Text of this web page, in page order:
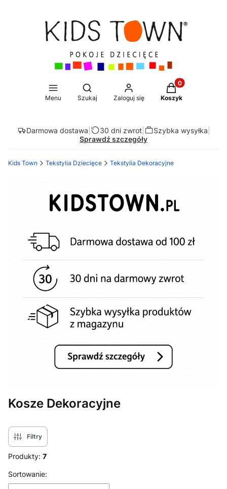
Menu
Otwórz wyszukiwarkę
Szukaj Zaloguj się
Produkty w
Koszyk
Darmowa dostawa 30 dni zwrot| Szybka wysyłka
Sprawdź szczegóły
Kids Town Tekstylia Dziecięce Tekstylia Dekoracyjne
Kosze Dekoracyjne
Filtry
Produkty: 7
Lista produktów
Sortowanie: